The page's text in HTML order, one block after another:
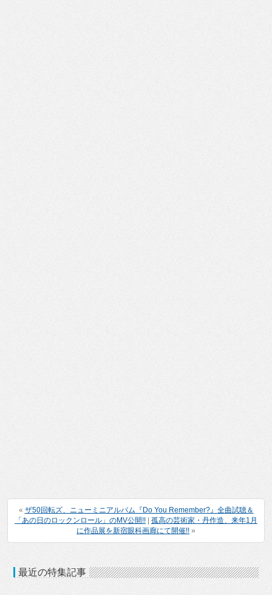
« ザ50回転ズ、ニューミニアルバム『Do You Remember?』全曲試聴＆
「あの日のロックンロール」のMV公開!! | 孤高の芸術家・丹作造、来年1月
に作品展を新宿眼科画廊にて開催!! »
最近の特集記事